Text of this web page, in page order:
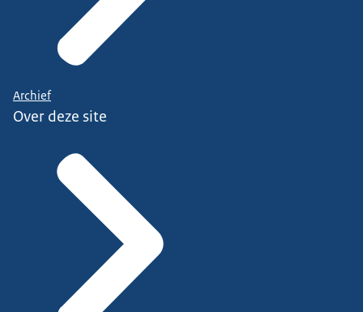
Archief
Over deze site